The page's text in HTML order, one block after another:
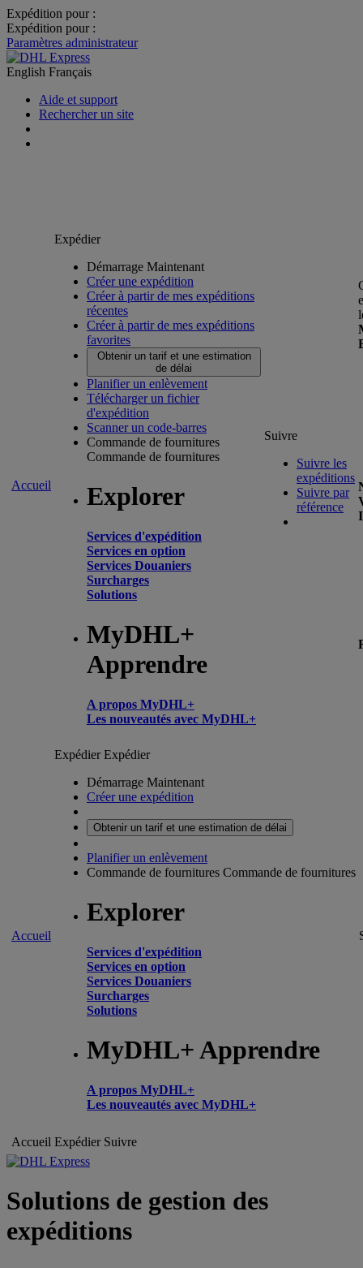
Expédition pour :
Expédition pour :
Paramètres administrateur
English Français
Aide et support
Rechercher un site
Accueil
Expédier
Démarrage Maintenant
Créer une expédition
Créer à partir de mes expéditions
récentes
Créer à partir de mes expéditions
favorites
Obtenir un tarif et une estimation
de délai
Planifier un enlèvement
Télécharger un fichier
d'expédition
Scanner un code-barres
Commande de fournitures
Commande de fournitures
Explorer
Services d'expédition
Services en option
Services Douaniers
Surcharges
Solutions
MyDHL+
Apprendre
A propos MyDHL+
Les nouveautés avec MyDHL+
Suivre
Suivre les
expéditions
Suivre par
référence
Accueil
ExpédierExpédier
Démarrage Maintenant
Créer une expédition
Obtenir un tarif et une estimation de délai
Planifier un enlèvement
Commande de fournitures Commande de fournitures
Explorer
Services d'expédition
Services en option
Services Douaniers
Surcharges
Solutions
MyDHL+ Apprendre
A propos MyDHL+
Les nouveautés avec MyDHL+
Accueil Expédier Suivre
Solutions de gestion des
expéditions